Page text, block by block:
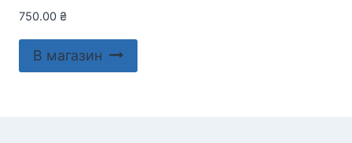
750.00 ₴
В магазин